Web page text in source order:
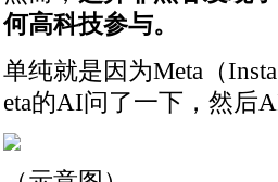
何高科技参与。
单纯就是因为Meta（
eta的AI问了一下，然后